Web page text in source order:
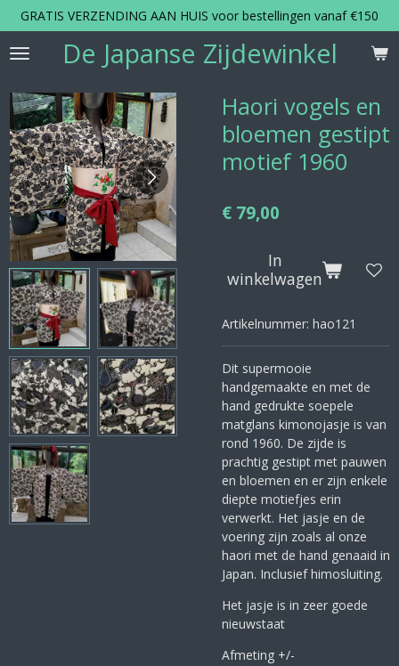
Ga
direct
naar
hoofdinhoud
De Japanse Zijdewinkel
GRATIS VERZENDING AAN HUIS voor bestellingen vanaf €150
Haori vogels en
bloemen gestipt
motief 1960
€ 79,00
In
winkelwagen
Artikelnummer: hao121
Dit supermooie
handgemaakte en met de
hand gedrukte soepele
matglans kimonojasje is van
rond 1960. De zijde is
prachtig gestipt met pauwen
en bloemen en er zijn enkele
diepte motiefjes erin
verwerkt. Het jasje en de
voering zijn zoals al onze
haori met de hand genaaid in
Japan. Inclusief himosluiting.
Het jasje is in zeer goede
nieuwstaat
Afmeting +/-